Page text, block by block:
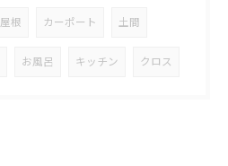
屋根 カーポート 土間
お風呂 キッチン クロス